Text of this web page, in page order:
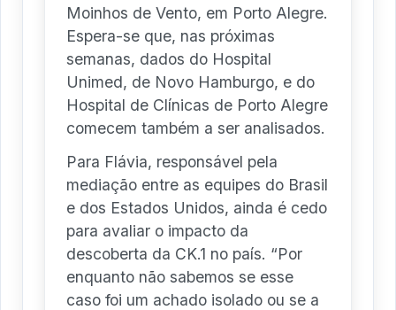
Moinhos de Vento, em Porto Alegre.
Espera-se que, nas próximas
semanas, dados do Hospital
Unimed, de Novo Hamburgo, e do
Hospital de Clínicas de Porto Alegre
comecem também a ser analisados.
Para Flávia, responsável pela
mediação entre as equipes do Brasil
e dos Estados Unidos, ainda é cedo
para avaliar o impacto da
descoberta da CK.1 no país. “Por
enquanto não sabemos se esse
caso foi um achado isolado ou se a